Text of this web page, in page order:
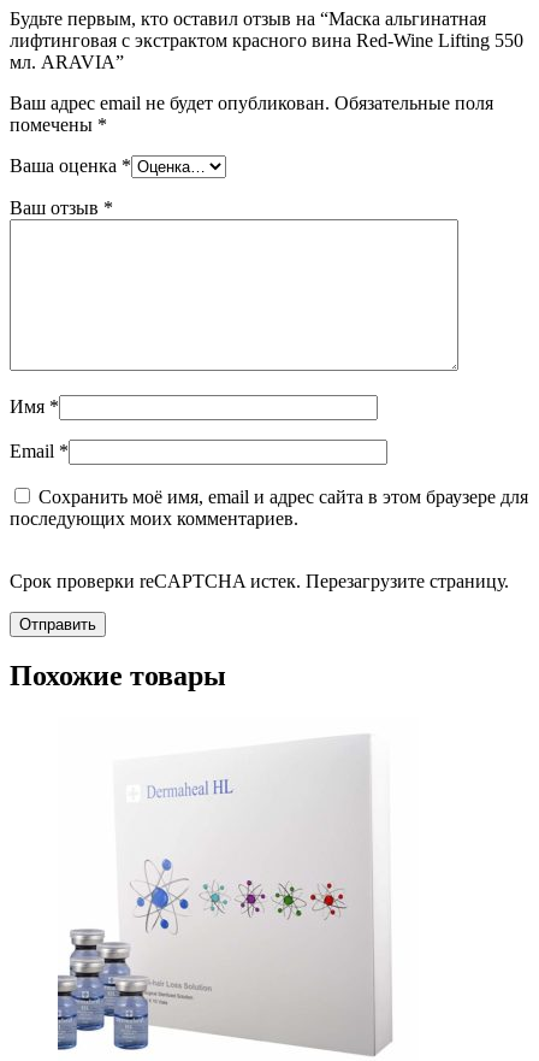
Будьте первым, кто оставил отзыв на “Маска альгинатная
лифтинговая с экстрактом красного вина Red-Wine Lifting 550
мл. ARAVIA”
Ваш адрес email не будет опубликован. Обязательные поля
помечены *
Ваша оценка *
Ваш отзыв *
Имя *
Email *
Сохранить моё имя, email и адрес сайта в этом браузере для
последующих моих комментариев.
Срок проверки reCAPTCHA истек. Перезагрузите страницу.
Похожие товары